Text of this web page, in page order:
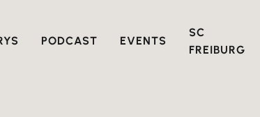
PODCAST EVENTS
SC
FREIBURG